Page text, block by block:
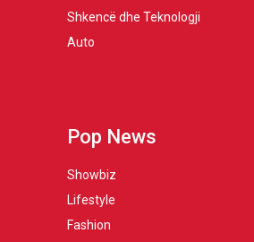
Shkencë dhe Teknologji
Auto
Pop News
Showbiz
Lifestyle
Fashion